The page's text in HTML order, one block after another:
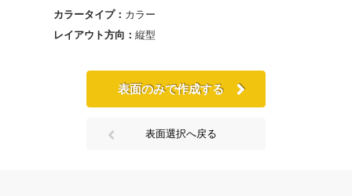
カラータイプ： カラー
レイアウト方向： 縦型
表面のみで作成する
表面選択へ戻る